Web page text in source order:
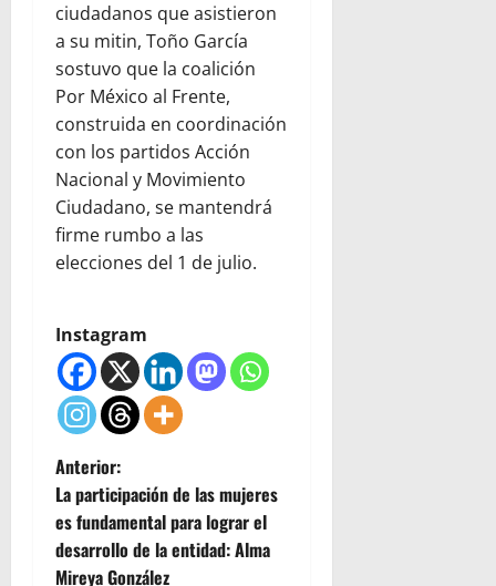
ciudadanos que asistieron
a su mitin, Toño García
sostuvo que la coalición
Por México al Frente,
construida en coordinación
con los partidos Acción
Nacional y Movimiento
Ciudadano, se mantendrá
firme rumbo a las
elecciones del 1 de julio.
Instagram
N
a
v
Anterior:
La participación de las mujeres
es fundamental para lograr el
desarrollo de la entidad: Alma
Mireya González